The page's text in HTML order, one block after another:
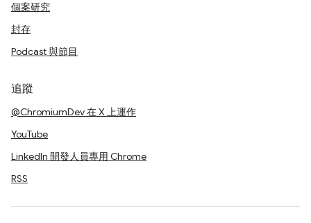
個案研究
封存
Podcast 與節目
追蹤
@ChromiumDev 在 X 上運作
YouTube
LinkedIn 開發人員專用 Chrome
RSS